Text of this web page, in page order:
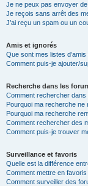
Je ne peux pas envoyer
Je reçois sans arrêt des
J’ai reçu un spam ou un
Amis et ignorés
Que sont mes listes d’amis
Comment puis-je ajouter/
Recherche dans les
Comment rechercher dans
Pourquoi ma recherche ne
Pourquoi ma recherche
Comment rechercher des
Comment puis-je trouver
Surveillance et favoris
Quelle est la différence
Comment mettre en
Comment surveiller des